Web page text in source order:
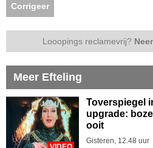
Corrigeer
Looopings reclamevrij?
Meer Efteling
Toverspiegel
upgrade:
ooit
Gisteren, 12.48 uur